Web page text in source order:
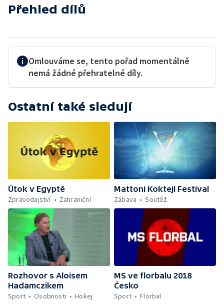
Přehled dílů
Omlouváme se, tento pořad momentálně
nemá žádné přehratelné díly.
Ostatní také sledují
Útok v Egyptě
Zpravodajství
Zahraniční
Mattoni Koktejl Festival
Zábava
Soutěž
Rozhovor s Aloisem
Hadamczikem
Sport
Osobnosti Hokej
MS ve florbalu 2018
Česko
Sport
Florbal